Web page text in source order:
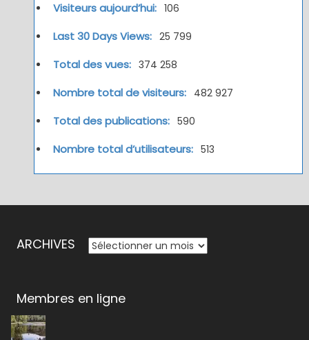
Visiteurs aujourd’hui: 106
Last 30 Days Views: 25 799
Total des vues: 374 258
Nombre total de visiteurs: 482 927
Total des publications: 590
Nombre total d’utilisateurs: 513
ARCHIVES ARCHIVES
Membres en ligne